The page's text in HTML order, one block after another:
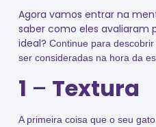
Agora vamos entrar na
saber como eles avaliaram
ideal? Continue para
ser consideradas na hora da
1 – Textura
A primeira coisa que o seu